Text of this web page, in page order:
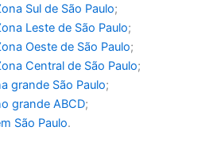
Sul de São Paulo;
Leste de São Paulo;
Oeste de São Paulo;
Central de São Paulo;
grande São Paulo;
grande ABCD;
São Paulo.